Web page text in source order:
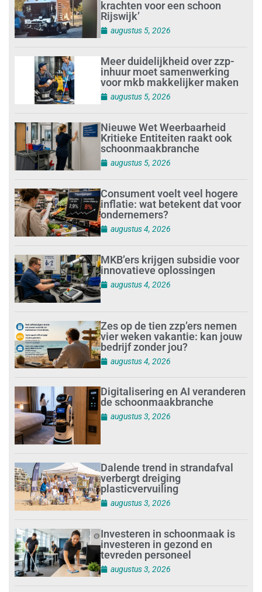
augustus 5, 2026
Consument voelt veel hogere
ondernemers?
augustus 4, 2026
MKB’ers krijgen subsidie voor
augustus 4, 2026
Zes op de tien zzp’ers nemen
bedrijf zonder jou?
augustus 4, 2026
Digitalisering en AI veranderen
augustus 3, 2026
verbergt dreiging
plasticvervuiling
augustus 3, 2026
investeren in gezond en
tevreden personeel
augustus 3, 2026
1 augustus 2026
augustus 2, 2026
‘Nieuwe Zelfstandigenwet
augustus 2, 2026
Trust and Law Incassoservices